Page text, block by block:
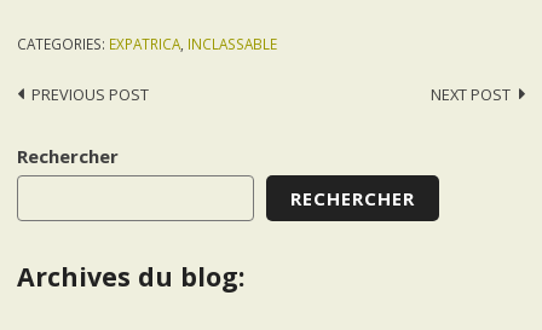
CATEGORIES: EXPATRICA, INCLASSABLE
Post
PREVIOUS POST NEXT POST
Rechercher
RECHERCHER
Archives du blog: